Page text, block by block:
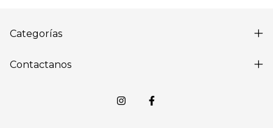
Categorías
Contactanos